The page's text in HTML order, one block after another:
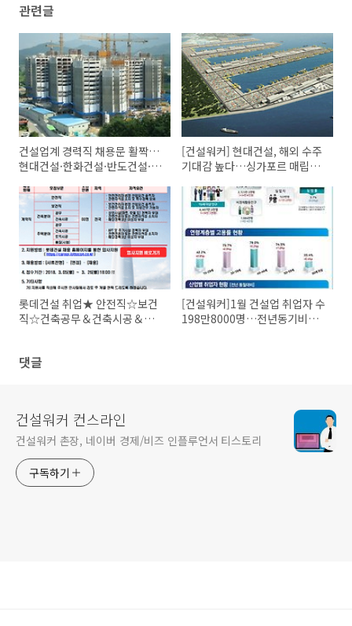
관련글
건설업계 경력직 채용문 활짝…
현대건설·한화건설·반도건설·
[건설워커] 현대건설, 해외 수주
기대감 높다…싱가포르 매립공
롯데건설 취업★ 안전직☆보건
직☆건축공무＆건축시공＆토
[건설워커]1월 건설업 취업자 수
198만8000명…전년동기비
댓글
건설워커 컨스라인
건설워커 촌장, 네이버 경제/비즈 인플루언서 티스토리
구독하기